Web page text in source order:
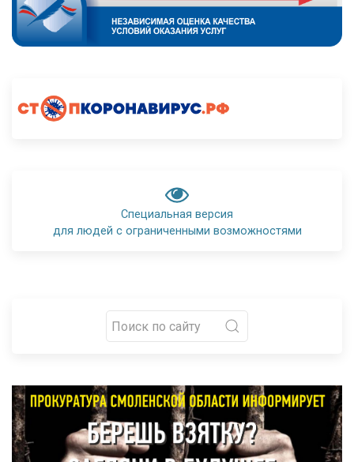
Специальная версия
для людей с ограниченными возможностями